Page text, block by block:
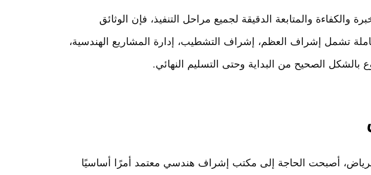
والمتابعة الدقيقة لجميع مراحل التنفيذ، فإن الوثائق
تشمل إشراف العظم، إشراف التشطيب، إدارة المشاريع الهندسية،
بالشكل الصحيح من البداية وحتى التسليم النهائي.
أصبحت الحاجة إلى مكتب إشراف هندسي معتمد أمرًا أساسيًا